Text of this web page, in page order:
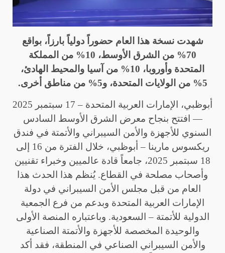
شهدت نسخة هذا العام حضوراً دولياً بارزاً، بواقع
70% من الشرق الأوسط، 10% من المملكة
المتحدة وأوروبا، 10% من آسيا والمحيط الهادئ،
5% من الولايات المتحدة، و5% من مناطق أخرى
.
أبوظبي، الإمارات العربية المتحدة – 17 سبتمبر 2025
— افتتح بنجاح معرض الشرق الأوسط السادس
السنوي للأجهزة والأمن السيبراني والأتمتة في فندق
ريكسوس مارينا – أبوظبي، خلال الفترة من 16 إلى
18 سبتمبر 2025، جامعاً قادة عالميين وخبراء تقنيين
وأصحاب مصلحة في القطاع. يُنظم هذا الحدث هذا
العام من قبل مجلس الأمن السيبراني في دولة
الإمارات العربية المتحدة وبدعم من فرع الجمعية
الدولية للأتمتة – السعودية. وباعتباره المنصة الأولى
والوحيدة المخصصة للأجهزة والأتمتة الصناعية
والأمن السيبراني الصناعي في المنطقة، فقد أكد